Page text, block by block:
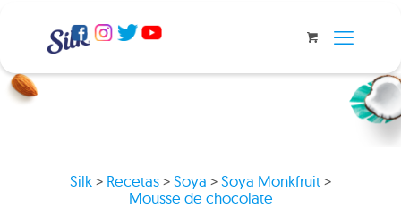
Silk> Recetas>Soya >Soya Monkfruit>
Mousse de chocolate